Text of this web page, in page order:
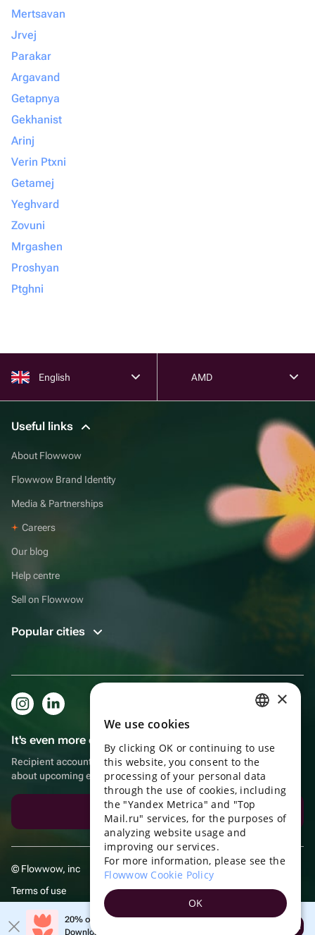
Mertsavan
Jrvej
Parakar
Argavand
Getapnya
Gekhanist
Arinj
Verin Ptxni
Getamej
Yeghvard
Zovuni
Mrgashen
Proshyan
Ptghni
English AMD
Useful links
About Flowwow
Flowwow Brand Identity
Media & Partnerships
Careers
Our blog
Help centre
Sell on Flowwow
Popular cities
It's even more convenient in the app!
Recipient account, extra rewards for purchases and reminders
about upcoming events
Download the app
© Flowwow, inc
Terms of use
Privacy policy20% off your first order!
Download the app & get your promo
Open
ENGLISH
UKRAINIAN
PORTUGUESE
SPANISH
TURKISH
×
We use cookies
By clicking OK or continuing to use
this website, you consent to the
processing of your personal data
through the use of cookies, including
the "Yandex Metrica" and "Top
Mail.ru" services, for the purposes of
analyzing website usage and
improving our services.
For more information, please see the
Flowwow Cookie Policy
OK